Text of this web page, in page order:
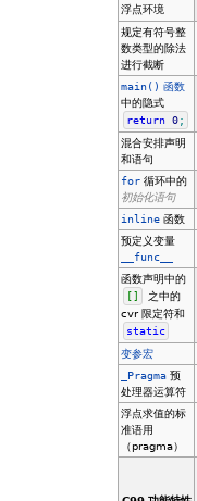
浮点环境
规定有符号整
数类型的除法
进行截断
main() 函数
中的隐式
return 0;
混合安排声明
和语句
for 循环中的
初始化语句
inline 函数
预定义变量
__func__
函数声明中的
[]
之中的
cvr 限定符和
static
变参宏
_Pragma 预
处理器运算符
浮点求值的标
准语用
（pragma）